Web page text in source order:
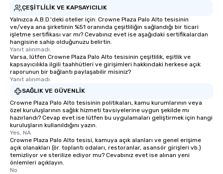
ÇEŞITLILIK VE KAPSAYICILIK
Yalnızca A.B.D.'deki oteller için: Crowne Plaza Palo Alto tesisinin
ve/veya ana şirketinin %51 oranında çeşitliliğin sağlandığı bir ticari
işletme sertifikası var mı? Cevabınız evet ise aşağıdaki sertifikalardan
hangisine sahip olduğunuzu belirtin.
Yanıt alınmadı.
Varsa, lütfen Crowne Plaza Palo Alto tesisinin çeşitlilik, eşitlik ve
kapsayıcılıkla ilgili taahhütleri ve girişimleri hakkındaki herkese açık
raporunun bir bağlantı paylaşabilir misiniz?
Yanıt alınmadı.
SAĞLIK VE GÜVENLIK
Crowne Plaza Palo Alto tesisinin politikaları, kamu kurumlarının veya
özel kuruluşlarının sağlık hizmeti tavsiyelerine uygun şekilde mı
hazırlandı? Cevap evet ise lütfen bu uygulamaları geliştirmek için hangi
kuruluşların kullanıldığını yazın.
Yes, NA
Crowne Plaza Palo Alto tesisi, kamuya açık alanları ve genel erişime
açık olanakları (ör. toplantı odaları, restoranlar, asansör girişleri vb.)
temizliyor ve sterilize ediyor mu? Cevabınız evet ise alınan yeni
önlemleri açıklayın.
No